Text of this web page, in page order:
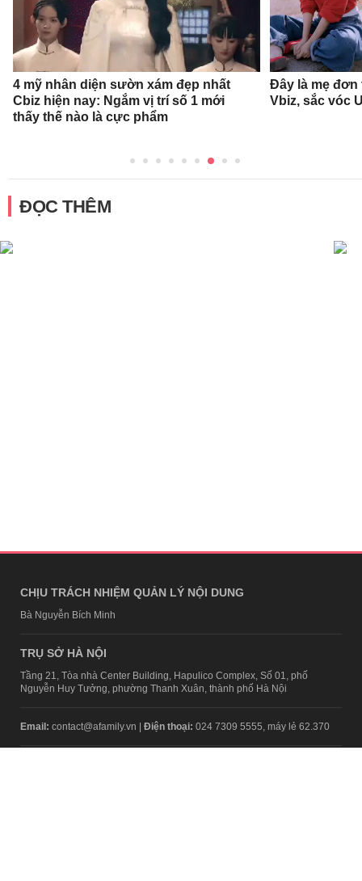
4 mỹ nhân diện sườn xám đẹp nhất
Cbiz hiện nay: Ngắm vị trí số 1 mới
thấy thế nào là cực phẩm
Đây là mẹ đơn
Vbiz, sắc vóc
ĐỌC THÊM
CHỊU TRÁCH NHIỆM QUẢN LÝ NỘI DUNG
Bà Nguyễn Bích Minh
TRỤ SỞ HÀ NỘI
Tầng 21, Tòa nhà Center Building, Hapulico Complex, Số 01, phố
Nguyễn Huy Tưởng, phường Thanh Xuân, thành phố Hà Nội
Email: contact@afamily.vn | Điện thoại: 024 7309 5555, máy lẻ 62.370